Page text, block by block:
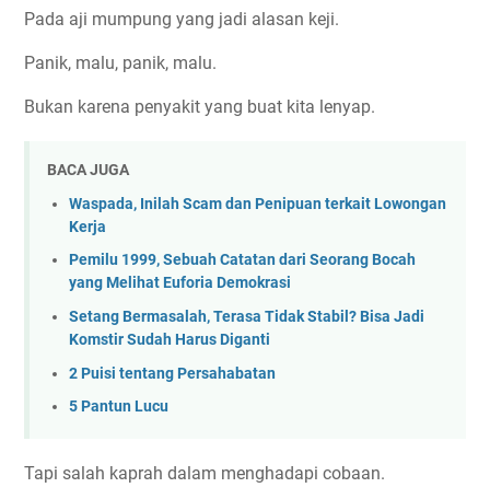
Pada aji mumpung yang jadi alasan keji.
Panik, malu, panik, malu.
Bukan karena penyakit yang buat kita lenyap.
BACA JUGA
Waspada, Inilah Scam dan Penipuan terkait Lowongan
Kerja
Pemilu 1999, Sebuah Catatan dari Seorang Bocah
yang Melihat Euforia Demokrasi
Setang Bermasalah, Terasa Tidak Stabil? Bisa Jadi
Komstir Sudah Harus Diganti
2 Puisi tentang Persahabatan
5 Pantun Lucu
Tapi salah kaprah dalam menghadapi cobaan.